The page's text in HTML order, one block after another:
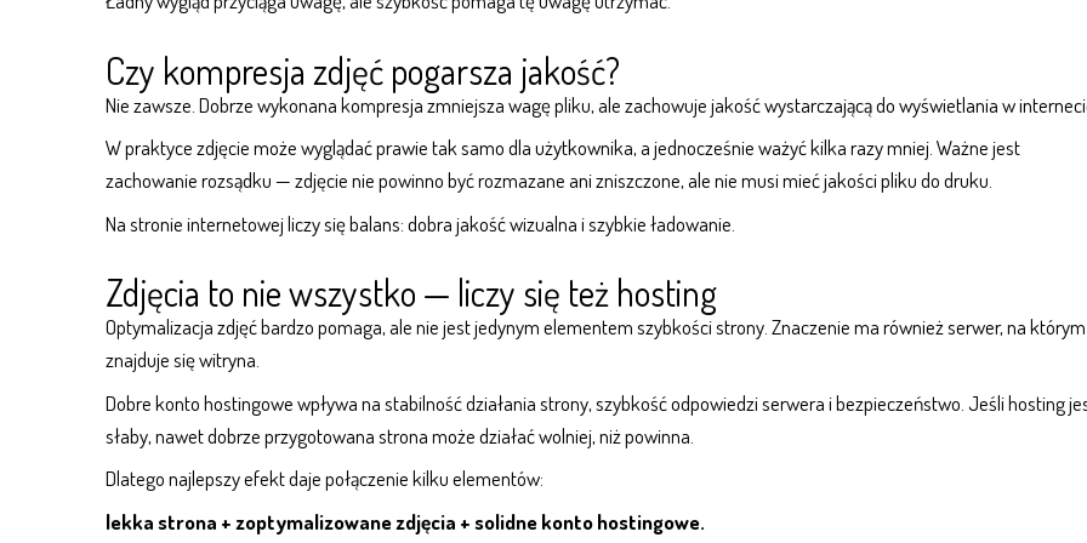
Czy kompresja zdjęć pogarsza jakość?
Nie zawsze. Dobrze wykonana kompresja zmniejsza wagę pliku, ale zachowuje jakość wystarczającą do wyświetlania w
W praktyce zdjęcie może wyglądać prawie tak samo dla użytkownika, a jednocześnie ważyć kilka razy mniej. Ważne jest
zachowanie rozsądku — zdjęcie nie powinno być rozmazane ani zniszczone, ale nie musi mieć jakości pliku do druku.
Na stronie internetowej liczy się balans: dobra jakość wizualna i szybkie ładowanie.
Zdjęcia to nie wszystko — liczy się też hosting
Optymalizacja zdjęć bardzo pomaga, ale nie jest jedynym elementem szybkości strony. Znaczenie ma również serwer, na którym
znajduje się witryna.
Dobrekonto hostingowewpływa na stabilność działania strony, szybkość odpowiedzi serwera i bezpieczeństwo. Jeśli hosting
słaby, nawet dobrze przygotowana strona może działać wolniej, niż powinna.
Dlatego najlepszy efekt daje połączenie kilku elementów:
lekka strona + zoptymalizowane zdjęcia + solidnekonto hostingowe.